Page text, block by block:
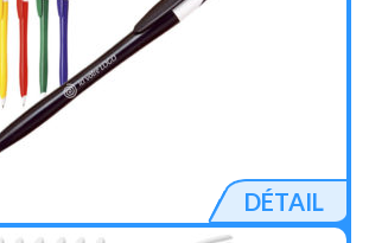
DÉTAIL